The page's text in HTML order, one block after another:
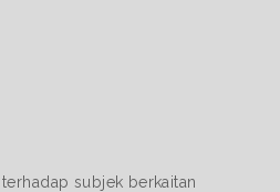
subjek berkaitan